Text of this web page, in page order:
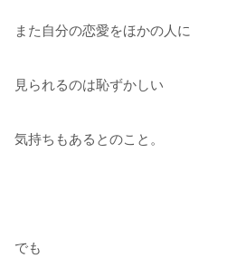
また自分の恋愛をほかの人に
見られるのは恥ずかしい
気持ちもあるとのこと。
でも